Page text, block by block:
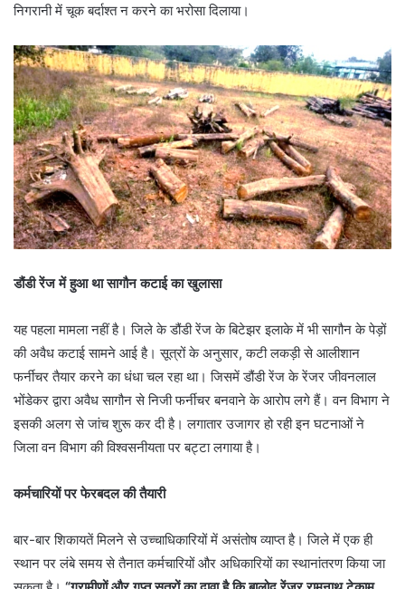
निगरानी में चूक बर्दाश्त न करने का भरोसा दिलाया।
डौंडी रेंज में हुआ था सागौन कटाई का खुलासा
यह पहला मामला नहीं है। जिले के डौंडी रेंज के बिटेझर इलाके में भी सागौन के पेड़ों
की अवैध कटाई सामने आई है। सूत्रों के अनुसार, कटी लकड़ी से आलीशान
फर्नीचर तैयार करने का धंधा चल रहा था। जिसमें डौंडी रेंज के रेंजर जीवनलाल
भोंडेकर द्वारा अवैध सागौन से निजी फर्नीचर बनवाने के आरोप लगे हैं। वन विभाग ने
इसकी अलग से जांच शुरू कर दी है। लगातार उजागर हो रही इन घटनाओं ने
जिला वन विभाग की विश्वसनीयता पर बट्टा लगाया है।
कर्मचारियों पर फेरबदल की तैयारी
बार-बार शिकायतें मिलने से उच्चाधिकारियों में असंतोष व्याप्त है। जिले में एक ही
स्थान पर लंबे समय से तैनात कर्मचारियों और अधिकारियों का स्थानांतरण किया जा